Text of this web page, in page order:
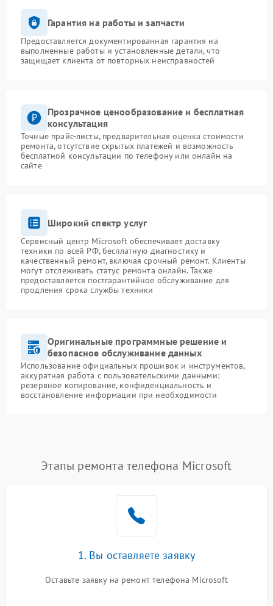
Гарантия на работы и запчасти
Предоставляется документированная гарантия на
выполненные работы и установленные детали, что
защищает клиента от повторных неисправностей
Прозрачное ценообразование и бесплатная
консультация
Точные прайс-листы, предварительная оценка стоимости
ремонта, отсутствие скрытых платежей и возможность
бесплатной консультации по телефону или онлайн на
сайте
Широкий спектр услуг
Сервисный центр Microsoft обеспечивает доставку
техники по всей РФ, бесплатную диагностику и
качественный ремонт, включая срочный ремонт. Клиенты
могут отслеживать статус ремонта онлайн. Также
предоставляется постгарантийное обслуживание для
продления срока службы техники
Оригинальные программные решение и
безопасное обслуживание данных
Использование официальных прошивок и инструментов,
аккуратная работа с пользовательскими данными:
резервное копирование, конфиденциальность и
восстановление информации при необходимости
Этапы ремонта телефона Microsoft
1. Вы оставляете заявку
Оставьте заявку на ремонт телефона Microsoft